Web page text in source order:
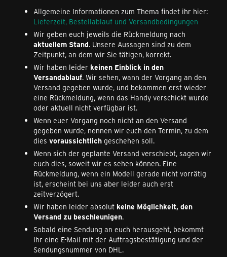
Allgemeine Informationen zum Thema findet ihr hier:
Lieferzeit, Bestellablauf und Versandbedingungen
Wir geben euch jeweils die Rückmeldung nach
aktuellem Stand. Unsere Aussagen sind zu dem
Zeitpunkt, an dem wir Sie tätigen, korrekt.
Wir haben leider keinen Einblick in den
Versandablauf. Wir sehen, wann der Vorgang an den
Versand gegeben wurde, und bekommen erst wieder
eine Rückmeldung, wenn das Handy verschickt wurde
oder aktuell nicht verfügbar ist.
Wenn euer Vorgang noch nicht an den Versand
gegeben wurde, nennen wir euch den Termin, zu dem
dies voraussichtlich geschehen soll.
Wenn sich der geplante Versand verschiebt, sagen wir
euch dies, soweit wir es sehen können. Eine
Rückmeldung, wenn ein Modell gerade nicht vorrätig
ist, erscheint bei uns aber leider auch erst
zeitverzögert.
Wir haben leider absolut keine Möglichkeit, den
Versand zu beschleunigen.
Sobald eine Sendung an euch herausgeht, bekommt
Ihr eine E-Mail mit der Auftragsbestätigung und der
Sendungsnummer von DHL.